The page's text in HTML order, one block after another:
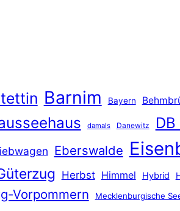
Barnim Bayern
damals Danewitz DB
Eberswalde
Herbst Himmel Hybrid
Vorpommern Mecklenburgische